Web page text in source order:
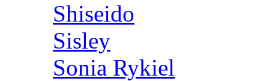
Shiseido
Sisley
Sonia Rykiel